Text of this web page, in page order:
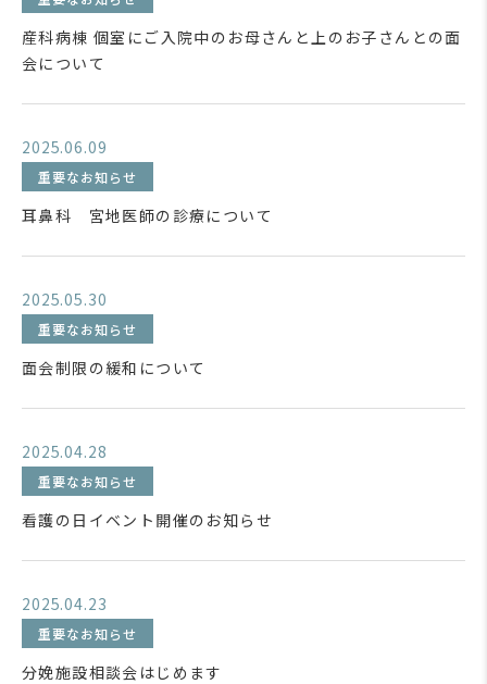
産科病棟 個室にご入院中のお母さんと上のお子さんとの面
会について
2025.06.09
重要なお知らせ
耳鼻科 宮地医師の診療について
2025.05.30
重要なお知らせ
面会制限の緩和について
2025.04.28
重要なお知らせ
看護の日イベント開催のお知らせ
2025.04.23
重要なお知らせ
分娩施設相談会はじめます